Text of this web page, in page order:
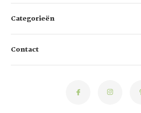
Categorieën
Contact